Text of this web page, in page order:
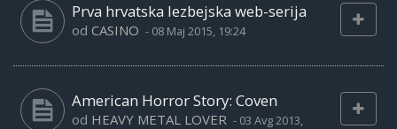
Prva hrvatska lezbejska web-serija
od CASINO - 08 Maj 2015, 19:24
American Horror Story: Coven
od HEAVY METAL LOVER - 03 Avg 2013,